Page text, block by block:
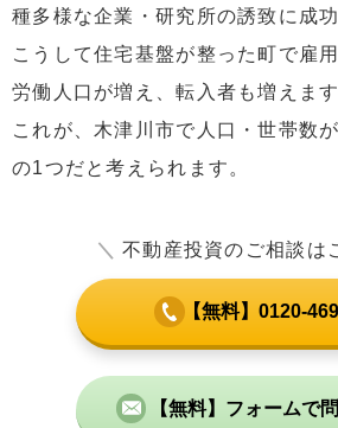
種多様な企業・研究所の誘致に成
こうして住宅基盤が整った町で雇
労働人口が増え、転入者も増えます
これが、木津川市で人口・世帯数
の1つだと考えられます。
＼ 不動産投資のご相談は
【無料】0120-
【無料】フォームで